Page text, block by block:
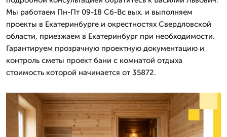
Мы работаем Пн-Пт 09-18 Сб-Вс вых. и выполняем
проекты в Екатеринбурге и окрестностях Свердловской
области, приезжаем в Екатеринбург при необходимости.
Гарантируем прозрачную проектную документацию и
контроль сметы проект бани с комнатой отдыха
стоимость которой начинается от 35872.